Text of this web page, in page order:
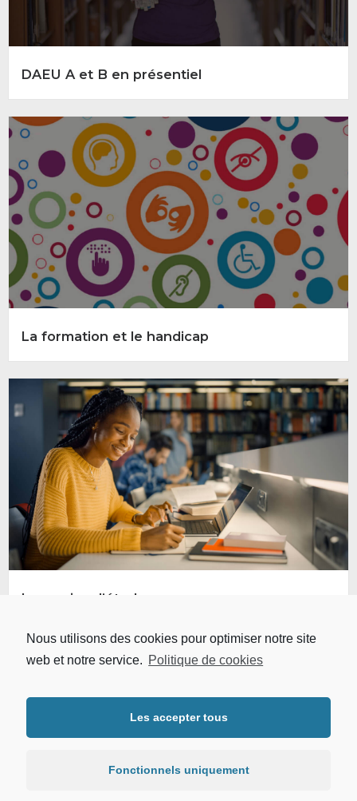
Nous utilisons des cookies pour optimiser notre site
web et notre service. Politique de cookies
Les accepter tous
Fonctionnels uniquement
DAEU A et B en présentiel
La formation et le handicap
La reprise d’études
personnelles